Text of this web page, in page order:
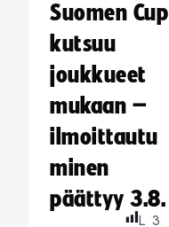
Suomen Cup
kutsuu
joukkueet
mukaan –
ilmoittautu
minen
päättyy 3.8.
L 3